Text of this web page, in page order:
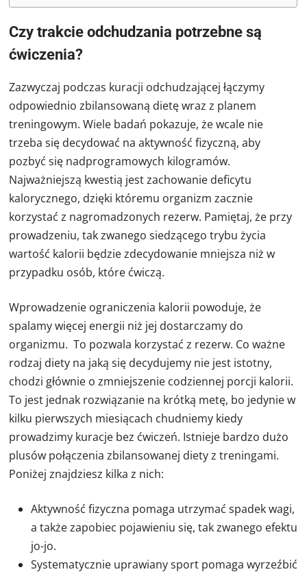
Czy trakcie odchudzania potrzebne są
ćwiczenia?
Zazwyczaj podczas kuracji odchudzającej łączymy
odpowiednio zbilansowaną dietę wraz z planem
treningowym. Wiele badań pokazuje, że wcale nie
trzeba się decydować na aktywność fizyczną, aby
pozbyć się nadprogramowych kilogramów.
Najważniejszą kwestią jest zachowanie deficytu
kalorycznego, dzięki któremu organizm zacznie
korzystać z nagromadzonych rezerw. Pamiętaj, że przy
prowadzeniu, tak zwanego siedzącego trybu życia
wartość kalorii będzie zdecydowanie mniejsza niż w
przypadku osób, które ćwiczą.
Wprowadzenie ograniczenia kalorii powoduje, że
spalamy więcej energii niż jej dostarczamy do
organizmu. To pozwala korzystać z rezerw. Co ważne
rodzaj diety na jaką się decydujemy nie jest istotny,
chodzi głównie o zmniejszenie codziennej porcji kalorii.
To jest jednak rozwiązanie na krótką metę, bo jedynie w
kilku pierwszych miesiącach chudniemy kiedy
prowadzimy kuracje bez ćwiczeń. Istnieje bardzo dużo
plusów połączenia zbilansowanej diety z treningami.
Poniżej znajdziesz kilka z nich:
Aktywność fizyczna pomaga utrzymać spadek wagi,
a także zapobiec pojawieniu się, tak zwanego efektu
jo-jo.
Systematycznie uprawiany sport pomaga wyrzeźbić